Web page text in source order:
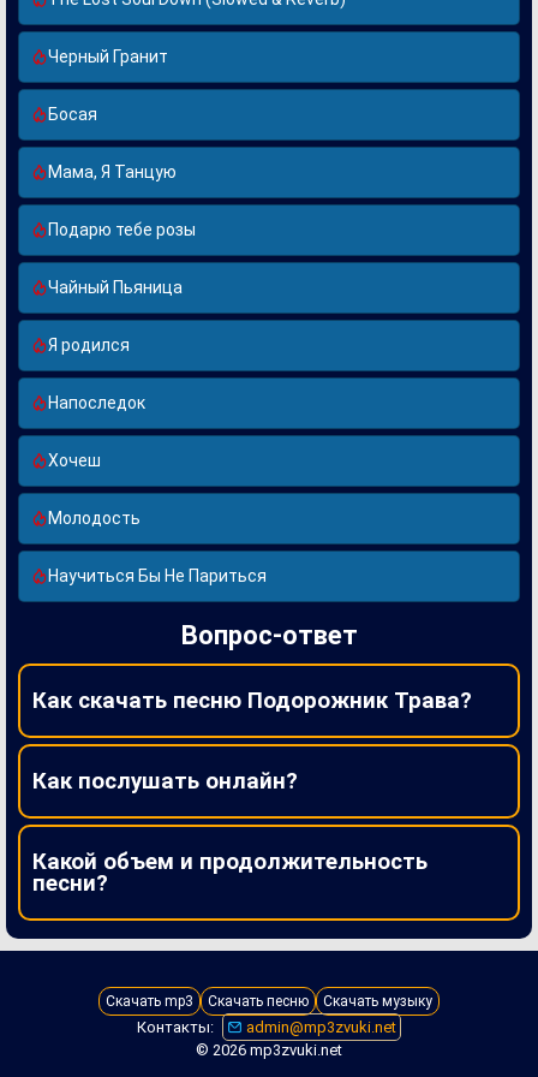
Черный Гранит
Босая
Мама, Я Танцую
Подарю тебе розы
Чайный Пьяница
Я родился
Напоследок
Хочеш
Молодость
Научиться Бы Не Париться
Вопрос-ответ
Как скачать песню Подорожник Трава?
Как послушать онлайн?
Какой объем и продолжительность
песни?
Скачать mp3 Скачать песню Скачать музыку
Контакты:
admin@mp3zvuki.net
© 2026 mp3zvuki.net